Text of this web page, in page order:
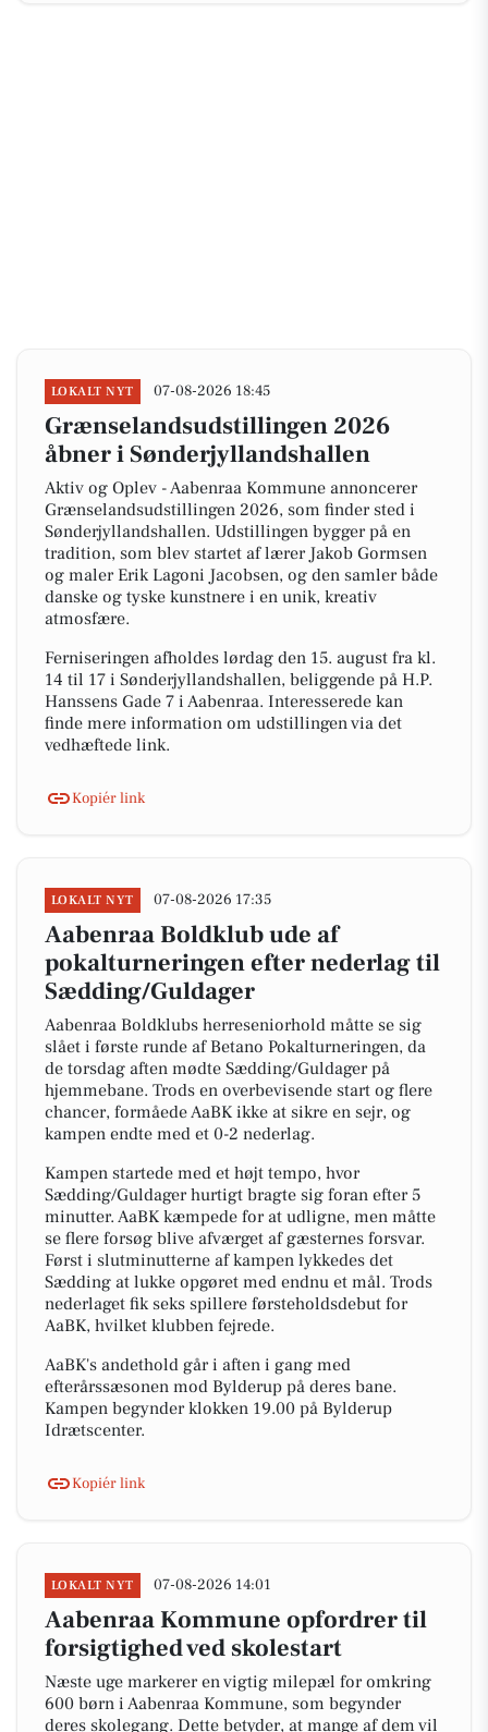
LOKALT NYT 07-08-2026 18:45
Grænselandsudstillingen 2026
åbner i Sønderjyllandshallen
Aktiv og Oplev - Aabenraa Kommune annoncerer
Grænselandsudstillingen 2026, som finder sted i
Sønderjyllandshallen. Udstillingen bygger på en
tradition, som blev startet af lærer Jakob Gormsen
og maler Erik Lagoni Jacobsen, og den samler både
danske og tyske kunstnere i en unik, kreativ
atmosfære.
Ferniseringen afholdes lørdag den 15. august fra kl.
14 til 17 i Sønderjyllandshallen, beliggende på H.P.
Hanssens Gade 7 i Aabenraa. Interesserede kan
finde mere information om udstillingen via det
vedhæftede link.
Kopiér link
LOKALT NYT 07-08-2026 17:35
Aabenraa Boldklub ude af
pokalturneringen efter nederlag til
Sædding/Guldager
Aabenraa Boldklubs herreseniorhold måtte se sig
slået i første runde af Betano Pokalturneringen, da
de torsdag aften mødte Sædding/Guldager på
hjemmebane. Trods en overbevisende start og flere
chancer, formåede AaBK ikke at sikre en sejr, og
kampen endte med et 0-2 nederlag.
Kampen startede med et højt tempo, hvor
Sædding/Guldager hurtigt bragte sig foran efter 5
minutter. AaBK kæmpede for at udligne, men måtte
se flere forsøg blive afværget af gæsternes forsvar.
Først i slutminutterne af kampen lykkedes det
Sædding at lukke opgøret med endnu et mål. Trods
nederlaget fik seks spillere førsteholdsdebut for
AaBK, hvilket klubben fejrede.
AaBK's andethold går i aften i gang med
efterårssæsonen mod Bylderup på deres bane.
Kampen begynder klokken 19.00 på Bylderup
Idrætscenter.
Kopiér link
LOKALT NYT 07-08-2026 14:01
Aabenraa Kommune opfordrer til
forsigtighed ved skolestart
Næste uge markerer en vigtig milepæl for omkring
600 børn i Aabenraa Kommune, som begynder
deres skolegang. Dette betyder, at mange af dem vil